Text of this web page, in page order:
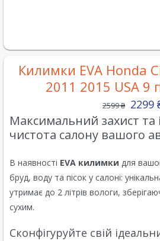
Килимки EVA Honda
2011 2015 USA 9
2599₴ 2299
Максимальний захист та
чистота салону вашого
В наявності EVA килимки для
бруд, воду та пісок у салоні:
утримає до 2 літрів вологи,
сухим.
Сконфігуруйте свій